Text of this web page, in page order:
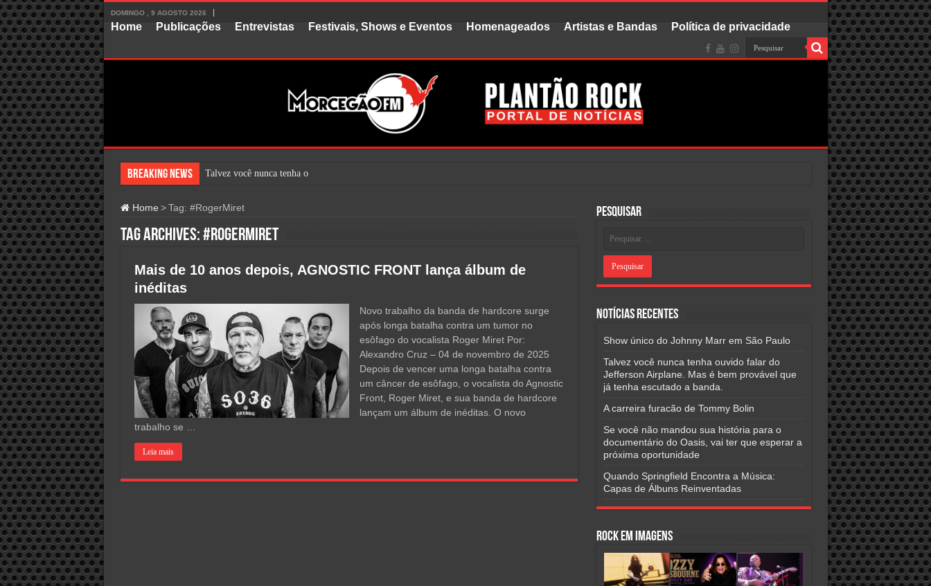
DOMINGO , 9 AGOSTO 2026
Home Publicações Entrevistas Festivais, Shows e Eventos Homenageados Artistas e Bandas Política de privacidade
Breaking News Talvez você nunca tenha ouvido falar
Home > Tag: #RogerMiret
Tag Archives:#RogerMiret
Mais de 10 anos depois, AGNOSTIC FRONT lança álbum de
inéditas
Novo trabalho da banda de hardcore surge
após longa batalha contra um tumor no
esôfago do vocalista Roger Miret Por:
Alexandro Cruz – 04 de novembro de 2025
Depois de vencer uma longa batalha contra
um câncer de esôfago, o vocalista do Agnostic
Front, Roger Miret, e sua banda de hardcore
lançam um álbum de inéditas. O novo
trabalho se …
Leia mais
Pesquisar
Notícias Recentes
Show único do Johnny Marr em São Paulo
Talvez você nunca tenha ouvido falar do
Jefferson Airplane. Mas é bem provável que
já tenha escutado a banda.
A carreira furacão de Tommy Bolin
Se você não mandou sua história para o
documentário do Oasis, vai ter que esperar a
próxima oportunidade
Quando Springfield Encontra a Música:
Capas de Álbuns Reinventadas
Rock em Imagens